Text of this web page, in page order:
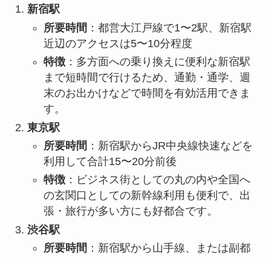
新宿駅
所要時間 ：都営大江戸線で1〜2駅、新宿駅
近辺のアクセスは5〜10分程度
特徴：多方面への乗り換えに便利な新宿駅
まで短時間で行けるため、通勤・通学、週
末のお出かけなどで時間を有効活用できま
す。
東京駅
所要時間 ：新宿駅からJR中央線快速などを
利用して合計15〜20分前後
特徴：ビジネス街としての丸の内や全国へ
の玄関口としての新幹線利用も便利で、出
張・旅行が多い方にも好都合です。
渋谷駅
所要時間 ：新宿駅から山手線、または副都